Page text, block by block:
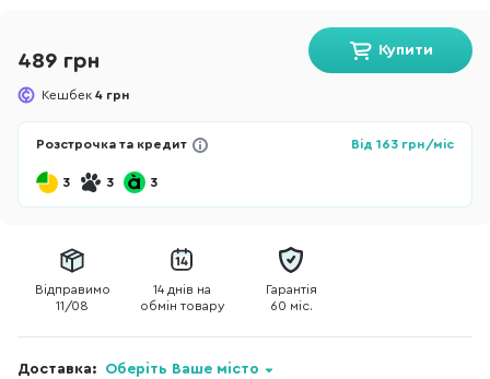
489 грн
Кешбек 4 грн
Купити
Розстрочка та кредит Від 163 грн/міс
3 3 3
Відправимо
11/08
14 днів на
обмін товару
Гарантія
60 міс.
Доставка: Оберіть Ваше місто